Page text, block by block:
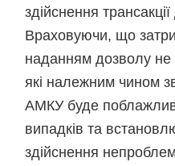
здійснення
Враховуючи, що
наданням дозволу не
які належним чином
АМКУ буде
випадків та
здійснення